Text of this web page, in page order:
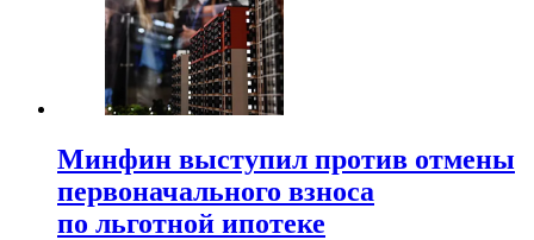
Минфин выступил против отмены
первоначального взноса
по льготной ипотеке